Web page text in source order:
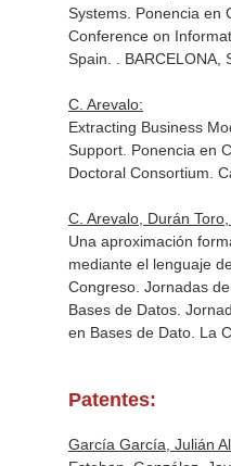
Systems. Ponencia en
Conference on
Spain. . BARCELONA,
C. Arevalo:
Extracting Business
Support. Ponencia en
Doctoral Consortium.
C. Arevalo, Durán
Una aproximación
mediante el lenguaje
Congreso. Jornadas
Bases de Datos.
en Bases de Dato. La
Patentes:
García García, Julián